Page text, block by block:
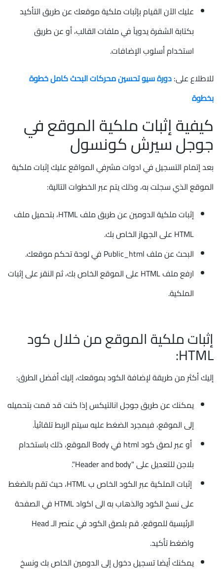
عليك الآن القيام بإثبات ملكية موقعك عن طريق التأكيد
بكتابة الشفرة يدوياً في ملفات القالب، أو عن طريق
استخدام أسلوب الإضافات.
للاطلاع على:دورة سيو تحسين محركات البحث كامل خطوة
بخطوة
كيفية إثبات ملكية الموقع في
جوجل سيرش كونسول
بعد إتمام التسجيل في ادوات مشرفي المواقع عليك إثبات ملكية
الموقع الذي سجلت به، وذلك يتم عبر الخطوات التالية:
إثبات ملكية الدومين عن طريق ملف HTML، بتحميل ملف
HTML على الجهاز الخاص بك.
البحث عن ملف Public_html في لوحة تحكم موقعك.
ارفع ملف HTML على الموقع الخاص بك، ثم النقر على إثبات
الملكية.
إثبات ملكية الموقع من خلال كود
HTML:
إليك أكثر من طريقة لإضافة الكود بموقعك، إليك أفضل الطرق:
يمكنك عن طريق جوجل انالتيكس إذا كنت قد قمت بتحميله
إلى الموقع، فبمجرد الضغط عليه سيتم الربط تلقائياً.
أو عبر لصق كود html في Body الموقع، ذلك باستخدام
بلاجن للتعديل على "Header and body".
إثبات الملكية عبر الكود الخاص ب HTML، حيث تقم بالضغط
على نسخ الكود والذهاب به الى اكواد HTML في الصفحة
الرئيسية للموقع، قم بلصق الكود في عنصر الـ Head
واضغط تأكيد.
يمكنك أيضا تسجيل دخول إلى الدومين الخاص بك ونسخ